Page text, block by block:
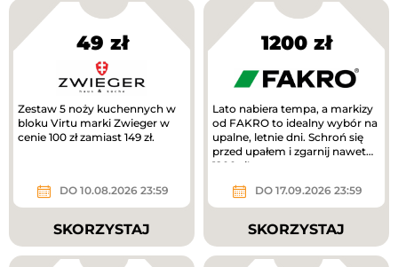
49 zł
Zestaw 5 noży kuchennych w
bloku Virtu marki Zwieger w
cenie 100 zł zamiast 149 zł.
DO 10.08.2026 23:59
SKORZYSTAJ
1200 zł
Lato nabiera tempa, a markizy
od FAKRO to idealny wybór na
upalne, letnie dni. Schroń się
przed upałem i zgarnij nawet
1200 zł!
DO 17.09.2026 23:59
SKORZYSTAJ